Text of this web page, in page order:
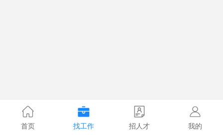
首页 找工作 招人才 我的